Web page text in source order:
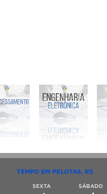
TEMPO EM PELOTAS, RS
SEXTA SÁBADO